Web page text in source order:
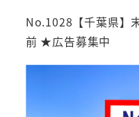
No.1028【千葉県】
前 ★広告募集中